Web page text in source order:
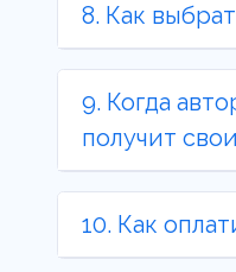
8. Как
9. Когда
получит
10. Как